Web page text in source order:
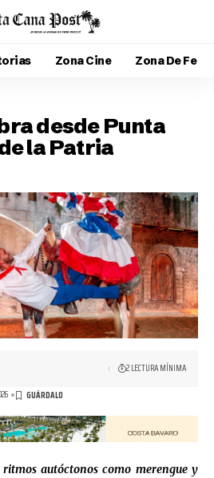
Zona Cine Zona De Fe
desde Punta
la Patria
2 LECTURA MÍNIMA
autóctonos como merengue y